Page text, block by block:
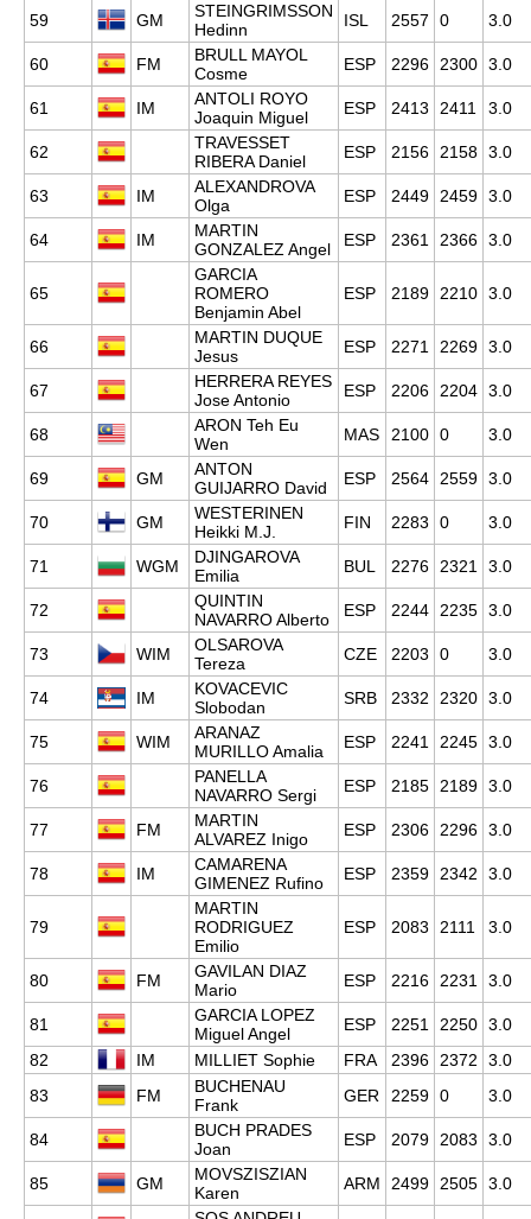
59 GM
STEINGRIMSSON
Hedinn
ISL 2557 0 3.0
60 FM
BRULL MAYOL
Cosme
ESP 2296 2300 3.0
61 IM
ANTOLI ROYO
Joaquin Miguel
ESP 2413 2411 3.0
62
TRAVESSET
RIBERA Daniel
ESP 2156 2158 3.0
63 IM
ALEXANDROVA
Olga
ESP 2449 2459 3.0
64 IM
MARTIN
GONZALEZ Angel
ESP 2361 2366 3.0
65
GARCIA
ROMERO
Benjamin Abel
ESP 2189 2210 3.0
66
MARTIN DUQUE
Jesus
ESP 2271 2269 3.0
67
HERRERA REYES
Jose Antonio
ESP 2206 2204 3.0
68
ARON Teh Eu
Wen
MAS 2100 0 3.0
69 GM
ANTON
GUIJARRO David
ESP 2564 2559 3.0
70 GM
WESTERINEN
Heikki M.J.
FIN 2283 0 3.0
71 WGM
DJINGAROVA
Emilia
BUL 2276 2321 3.0
72
QUINTIN
NAVARRO Alberto
ESP 2244 2235 3.0
73 WIM
OLSAROVA
Tereza
CZE 2203 0 3.0
74 IM
KOVACEVIC
Slobodan
SRB 2332 2320 3.0
75 WIM
ARANAZ
MURILLO Amalia
ESP 2241 2245 3.0
76
PANELLA
NAVARRO Sergi
ESP 2185 2189 3.0
77 FM
MARTIN
ALVAREZ Inigo
ESP 2306 2296 3.0
78 IM
CAMARENA
GIMENEZ Rufino
ESP 2359 2342 3.0
79
MARTIN
RODRIGUEZ
Emilio
ESP 2083 2111 3.0
80 FM
GAVILAN DIAZ
Mario
ESP 2216 2231 3.0
81
GARCIA LOPEZ
Miguel Angel
ESP 2251 2250 3.0
82
IM MILLIET Sophie FRA 2396 2372
3.0
83
FM
BUCHENAU
Frank
GER 2259 0 3.0
84
BUCH PRADES
Joan
ESP 2079 2083 3.0
85 GM
MOVSZISZIAN
Karen
ARM 2499 2505 3.0